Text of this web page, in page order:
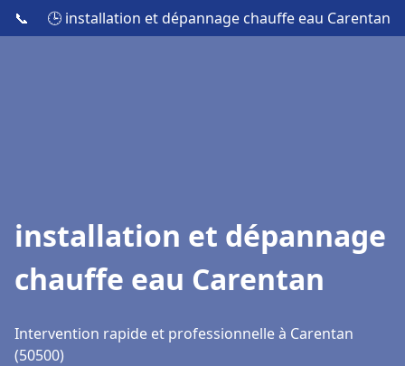
📞 🕒 installation et dépannage chauffe eau Carentan
installation et dépannage
chauffe eau Carentan
Intervention rapide et professionnelle à Carentan
(50500)